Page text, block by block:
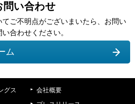
い合わせ
ご不明点がございまいたら、お問い
合わせください。
ム
グス
会社概要